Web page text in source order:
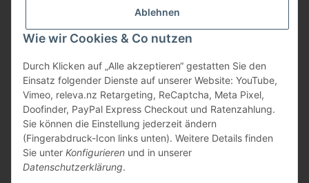
Ablehnen
Wie wir Cookies & Co nutzen
Durch Klicken auf „Alle akzeptieren“ gestatten Sie den
Einsatz folgender Dienste auf unserer Website: YouTube,
Vimeo, releva.nz Retargeting, ReCaptcha, Meta Pixel,
Doofinder, PayPal Express Checkout und Ratenzahlung.
Sie können die Einstellung jederzeit ändern
(Fingerabdruck-Icon links unten). Weitere Details finden
Sie unter Konfigurieren und in unserer
Datenschutzerklärung.
* Alle Preise inkl. gesetzlicher USt., zzgl.